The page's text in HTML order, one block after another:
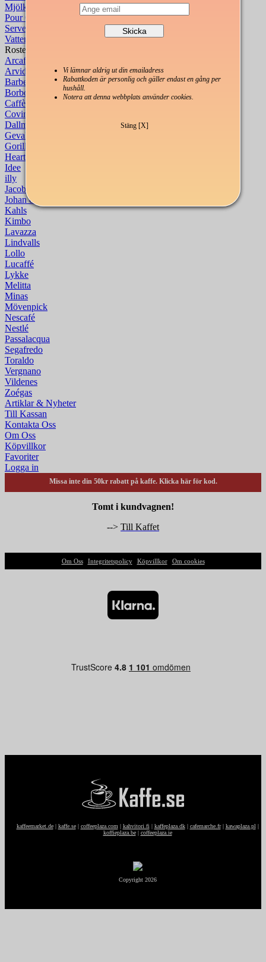
Mjölkskummare
Pour Over kits för kaffebryggning
Serveringskannor
Vattenkannor för bryggning
Rosterier
Arcaffè
Arvid Nordquist
Barbera
Borbone
Caffè Mauro
Covim
Dallmayr
Gevalia
Gorilla
Hearts
Idee
illy
Jacobs Krönung
Johan & Nyström
Kahls
Kimbo
Lavazza
Lindvalls
Lollo
Lucaffé
Lykke
Melitta
Minas
Mövenpick
Nescafé
Nestlé
Passalacqua
Segafredo
Toraldo
Vergnano
Vildenes
Zoégas
Artiklar & Nyheter
Till Kassan
Kontakta Oss
Om Oss
Köpvillkor
Favoriter
Logga in
Missa inte din 50kr rabatt på kaffe. Klicka här för kod.
Tomt i kundvagnen!
--> Till Kaffet
Om Oss| Integritetspolicy| Köpvillkor| Om cookies
kaffeemarket.de| kaffe.se| coffeeplaza.com | kahvitori.fi | kaffeplaza.dk| cafemarche.fr| kawaplaza.pl |
koffieplaza.be| coffeeplaza.ie
Copyright 2026
Vi lämnar aldrig ut din emailadress
Rabattkoden är personlig och gäller endast en gång per
hushåll.
Notera att denna webbplats använder cookies.
Stäng [X]